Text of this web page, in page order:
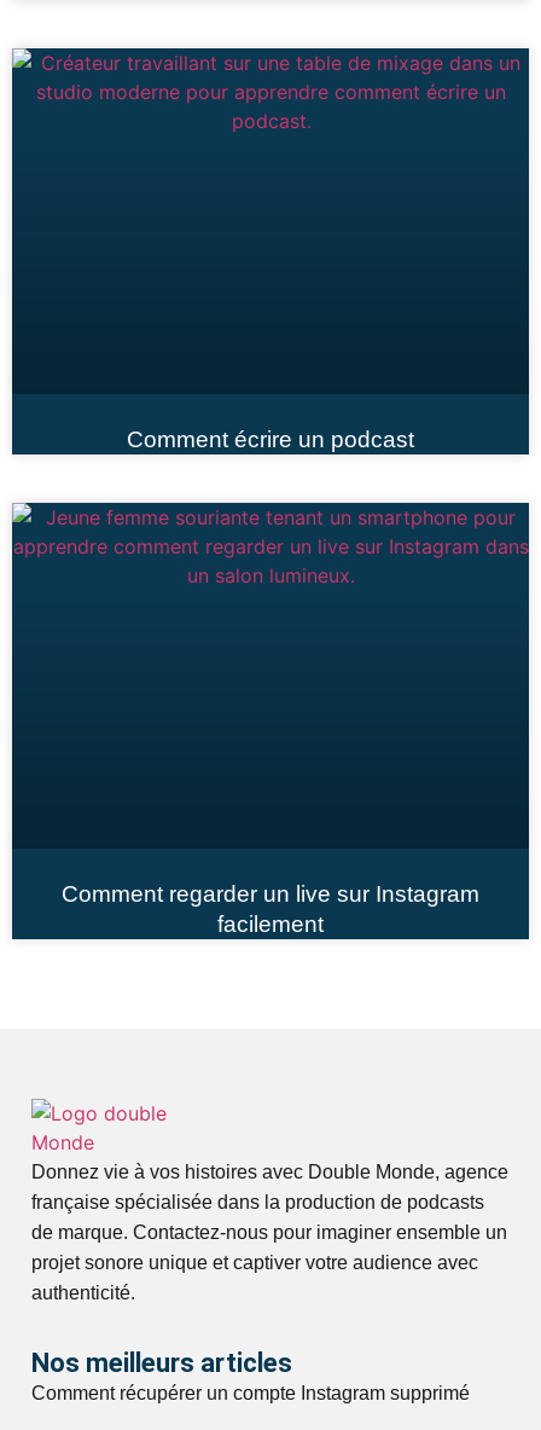
Comment écrire un podcast
Comment regarder un live sur Instagram
facilement
Donnez vie à vos histoires avec Double Monde, agence
française spécialisée dans la production de podcasts
de marque. Contactez-nous pour imaginer ensemble un
projet sonore unique et captiver votre audience avec
authenticité.
Nos meilleurs articles
Comment récupérer un compte Instagram supprimé